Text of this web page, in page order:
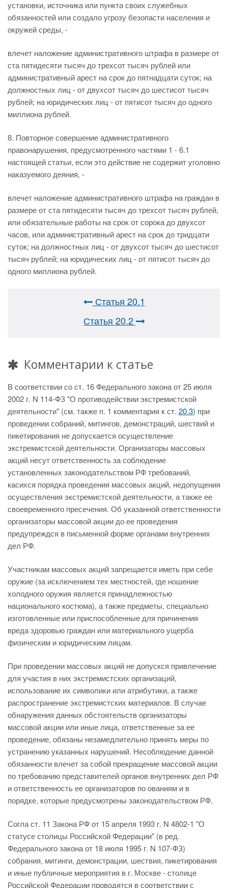
установки, источника или пункта своих служебных
обязанностей или создало угрозу безопасти населения и
окружей среды, -
влечет наложение административного штрафа в размере от
ста пятидесяти тысяч до трехсот тысяч рублей или
административный арест на срок до пятнадцати суток; на
должностных лиц - от двухсот тысяч до шестисот тысяч
рублей; на юридических лиц - от пятисот тысяч до одного
миллиона рублей.
8. Повторное совершение административного
правонарушения, предусмотренного частями 1 - 6.1
настоящей статьи, если это действие не содержит уголовно
наказуемого деяния, -
влечет наложение административного штрафа на граждан в
размере от ста пятидесяти тысяч до трехсот тысяч рублей,
или обязательные работы на срок от сорока до двухсот
часов, или административный арест на срок до тридцати
суток; на должностных лиц - от двухсот тысяч до шестисот
тысяч рублей; на юридических лиц - от пятисот тысяч до
одного миллиона рублей.
Статья 20.1
Статья 20.2
Комментарии к статье
В соответствии со ст. 16 Федерального закона от 25 июля
2002 г. N 114-ФЗ "О противодействии экстремистской
деятельности" (см. также п. 1 комментария к ст. 20.3) при
проведении собраний, митингов, демонстраций, шествий и
пикетирования не допускается осуществление
экстремистской деятельности. Организаторы массовых
акций несут ответственность за соблюдение
установленных законодательством РФ требований,
касихся порядка проведения массовых акций, недопущения
осуществления экстремистской деятельности, а также ее
своевременного пресечения. Об указанной ответственности
организаторы массовой акции до ее проведения
предупреждся в письменной форме органами внутренних
дел РФ.
Участникам массовых акций запрещается иметь при себе
оружие (за исключением тех местностей, где ношение
холодного оружия является принадлежностью
национального костюма), а также предметы, специально
изготовленные или приспособленные для причинения
вреда здоровью граждан или материального ущерба
физическим и юридическим лицам.
При проведении массовых акций не допускся привлечение
для участия в них экстремистских организаций,
использование их символики или атрибутики, а также
распространение экстремистских материалов. В случае
обнаружения данных обстоятельств организаторы
массовой акции или иные лица, ответственные за ее
проведение, обязаны незамедлительно принять меры по
устранению указанных нарушений. Несоблюдение данной
обязанности влечет за собой прекращение массовой акции
по требованию представителей органов внутренних дел РФ
и ответственность ее организаторов по ованиям и в
порядке, которые предусмотрены законодательством РФ.
Согла ст. 11 Закона РФ от 15 апреля 1993 г. N 4802-1 "О
статусе столицы Российской Федерации" (в ред.
Федерального закона от 18 июля 1995 г. N 107-ФЗ)
собрания, митинги, демонстрации, шествия, пикетирования
и иные публичные мероприятия в г. Москве - столице
Российской Федерации проводятся в соответствии с